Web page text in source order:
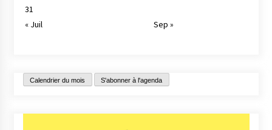
31
« Juil
Sep »
Calendrier du mois S'abonner à l'agenda